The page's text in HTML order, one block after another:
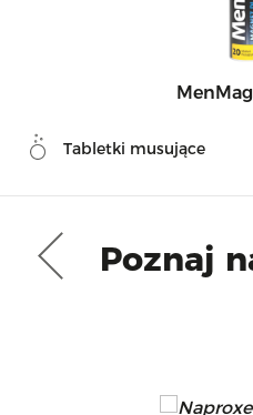
Tabletki musujące
Poznaj